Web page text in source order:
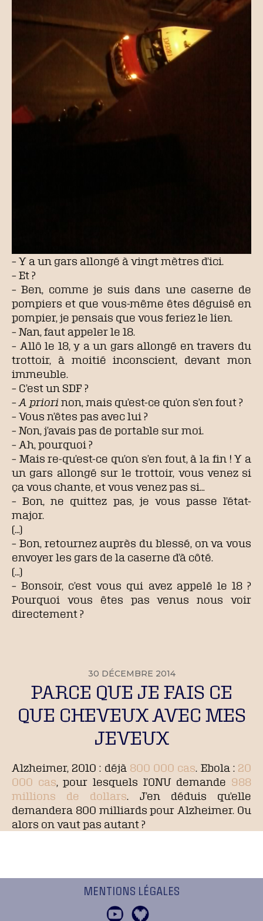
– Y a un gars allongé à vingt mètres d’ici.
– Et ?
– Ben, comme je suis dans une caserne de
pompiers et que vous-même êtes déguisé en
pompier, je pensais que vous feriez le lien.
– Nan, faut appeler le 18.
– Allô le 18, y a un gars allongé en travers du
trottoir, à moitié inconscient, devant mon
immeuble.
– C’est un SDF ?
– A priori non, mais qu’est-ce qu’on s’en fout ?
– Vous n’êtes pas avec lui ?
– Non, j’avais pas de portable sur moi.
– Ah, pourquoi ?
– Mais re-qu’est-ce qu’on s’en fout, à la fin ! Y a
un gars allongé sur le trottoir, vous venez si
ça vous chante, et vous venez pas si…
– Bon, ne quittez pas, je vous passe l’état-
major.
(…)
– Bon, retournez auprès du blessé, on va vous
envoyer les gars de la caserne d’à côté.
(…)
– Bonsoir, c’est vous qui avez appelé le 18 ?
Pourquoi vous êtes pas venus nous voir
directement ?
30 DÉCEMBRE 2014
PARCE QUE JE FAIS CE
QUE CHEVEUX AVEC MES
JEVEUX
Alzheimer, 2010 : déjà 800 000 cas . Ebola : 20
000 cas , pour lesquels l’ONU demande 988
millions de dollars . J’en déduis qu’elle
demandera 800 milliards pour Alzheimer. Ou
alors on vaut pas autant ?
MENTIONS LÉGALES